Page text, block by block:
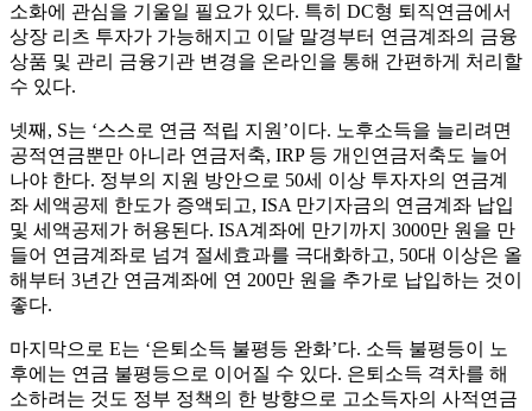
소화에 관심을 기울일 필요가 있다. 특히 DC형 퇴직연금에서
상장 리츠 투자가 가능해지고 이달 말경부터 연금계좌의 금융
상품 및 관리 금융기관 변경을 온라인을 통해 간편하게 처리할
수 있다.
넷째, S는 ‘스스로 연금 적립 지원’이다. 노후소득을 늘리려면
공적연금뿐만 아니라 연금저축, IRP 등 개인연금저축도 늘어
나야 한다. 정부의 지원 방안으로 50세 이상 투자자의 연금계
좌 세액공제 한도가 증액되고, ISA 만기자금의 연금계좌 납입
및 세액공제가 허용된다. ISA계좌에 만기까지 3000만 원을 만
들어 연금계좌로 넘겨 절세효과를 극대화하고, 50대 이상은 올
해부터 3년간 연금계좌에 연 200만 원을 추가로 납입하는 것이
좋다.
마지막으로 E는 ‘은퇴소득 불평등 완화’다. 소득 불평등이 노
후에는 연금 불평등으로 이어질 수 있다. 은퇴소득 격차를 해
소하려는 것도 정부 정책의 한 방향으로 고소득자의 사적연금